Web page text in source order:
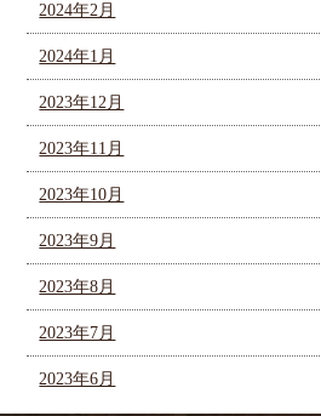
2024年2月
2024年1月
2023年12月
2023年11月
2023年10月
2023年9月
2023年8月
2023年7月
2023年6月